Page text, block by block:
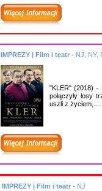
IMPREZY | Film i teatr - NJ, NY,
"KLER" (2018) -
połączyły losy
uszli z życiem,…
IMPREZY | Film i teatr - NJ